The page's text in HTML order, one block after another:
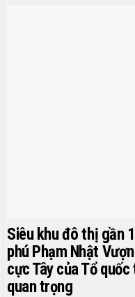
Siêu khu đô thị gần
phú Phạm Nhật
cực Tây của Tổ
quan trọng